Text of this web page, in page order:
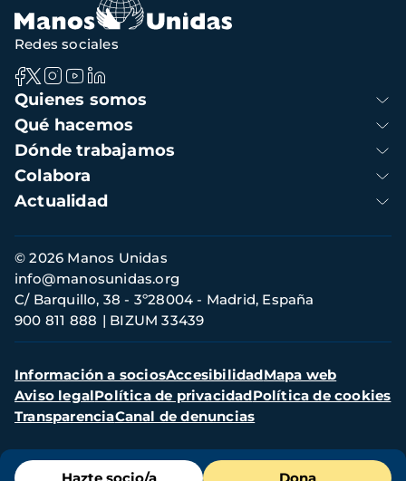
navegación
Menú
Navegación
principal
Quienes somos
Qué hacemos
Dónde trabajamos
Colabora
Actualidad
Redes sociales
Información
de
contacto
© 2026 Manos Unidas
C/ Barquillo, 38 - 3º28004 - Madrid, España
900 811 888
BIZUM 33439
info@manosunidas.org
Menú
secundario
Información a sociosAccesibilidadMapa web
Aviso legalPolítica de privacidadPolítica de cookies
TransparenciaCanal de denuncias